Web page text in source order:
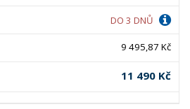
DO 3 DNŮ
9 495,87 Kč
11 490 Kč